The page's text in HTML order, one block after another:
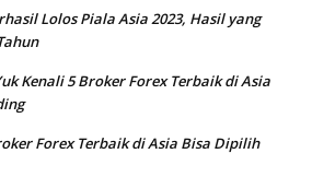
Lolos Piala Asia 2023, Hasil yang
Kenali 5 Broker Forex Terbaik di Asia
Forex Terbaik di Asia Bisa Dipilih